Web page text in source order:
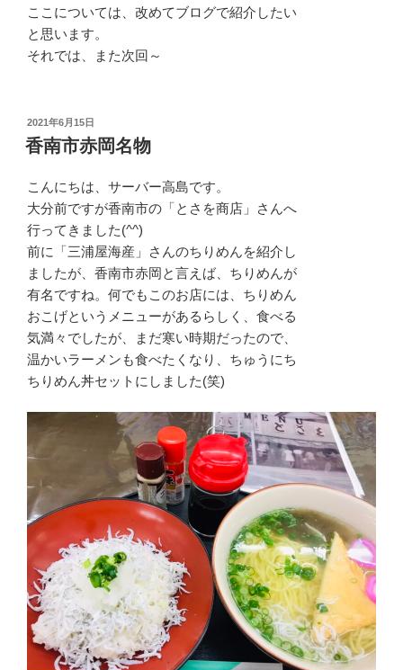
ここについては、改めてブログで紹介したい
と思います。
それでは、また次回～
投
稿
日:
2021年6月15日
香南市赤岡名物
こんにちは、サーバー高島です。
大分前ですが香南市の「とさを商店」さんへ
行ってきました(^^)
前に「三浦屋海産」さんのちりめんを紹介し
ましたが、香南市赤岡と言えば、ちりめんが
有名ですね。何でもこのお店には、ちりめん
おこげというメニューがあるらしく、食べる
気満々でしたが、まだ寒い時期だったので、
温かいラーメンも食べたくなり、ちゅうにち
ちりめん丼セットにしました(笑)